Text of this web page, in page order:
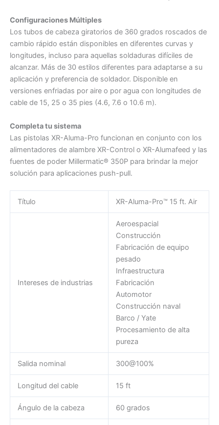
Configuraciones Múltiples
Los tubos de cabeza giratorios de 360 grados roscados de
cambio rápido están disponibles en diferentes curvas y
longitudes, incluso para aquellas soldaduras difíciles de
alcanzar. Más de 30 estilos diferentes para adaptarse a su
aplicación y preferencia de soldador. Disponible en
versiones enfriadas por aire o por agua con longitudes de
cable de 15, 25 o 35 pies (4.6, 7.6 o 10.6 m).
Completa tu sistema
Las pistolas XR-Aluma-Pro funcionan en conjunto con los
alimentadores de alambre XR-Control o XR-Alumafeed y las
fuentes de poder Millermatic® 350P para brindar la mejor
solución para aplicaciones push-pull.
Título XR-Aluma-Pro™ 15 ft. Air
Intereses de industrias
Aeroespacial
Construcción
Fabricación de equipo
pesado
Infraestructura
Fabricación
Automotor
Construcción naval
Barco / Yate
Procesamiento de alta
pureza
Salida nominal 300@100%
Longitud del cable 15 ft
Ángulo de la cabeza 60 grados